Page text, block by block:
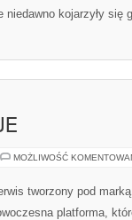
kojarzyły się
MOŻLIWOŚĆ
tworzony pod
platforma,